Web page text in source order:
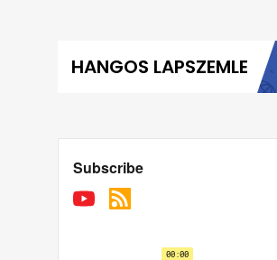
HANGOS LAPSZEMLE